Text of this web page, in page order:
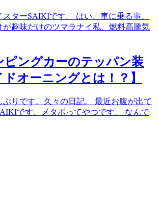
ターSAIKIです。 はい、車に乗る事、
が趣味だけのツマラナイ私、燃料高騰気
ピングカーのテッパン装
オーニングとは！？】
ぶりです。久々の日記。 最近お腹が出て
です、メタボってやつです。 なんで